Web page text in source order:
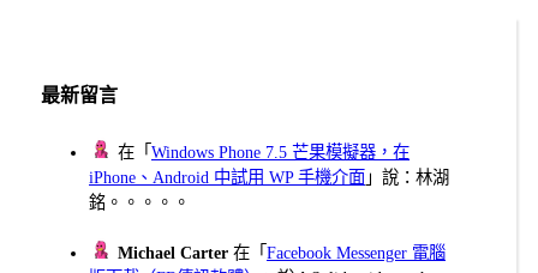
最新留言
在「Windows Phone 7.5 芒果模擬器，在
iPhone、Android 中試用 WP 手機介面 」說：林湖
銘。。。。。
Michael Carter 在「Facebook Messenger 電腦